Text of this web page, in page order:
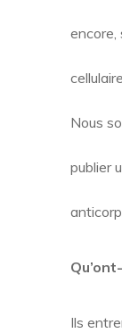
encore,
Nous
publier
Ils